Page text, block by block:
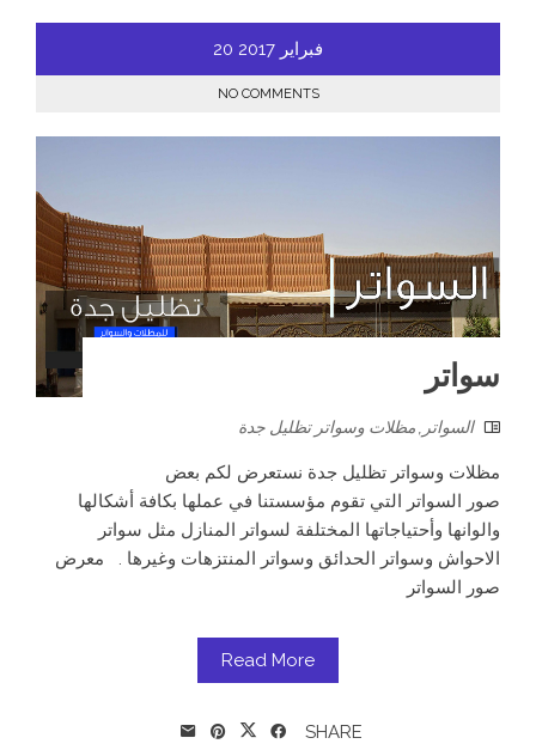
فبراير 20 2017
NO COMMENTS
سواتر
السواتر ,مظلات وسواتر تظليل جدة
مظلات وسواتر تظليل جدة نستعرض لكم بعض
صور السواتر التي تقوم مؤسستنا في عملها بكافة أشكالها
والوانها وأحتياجاتها المختلفة لسواتر المنازل مثل سواتر
الاحواش وسواتر الحدائق وسواتر المنتزهات وغيرها . معرض
صور السواتر
Read More
SHARE